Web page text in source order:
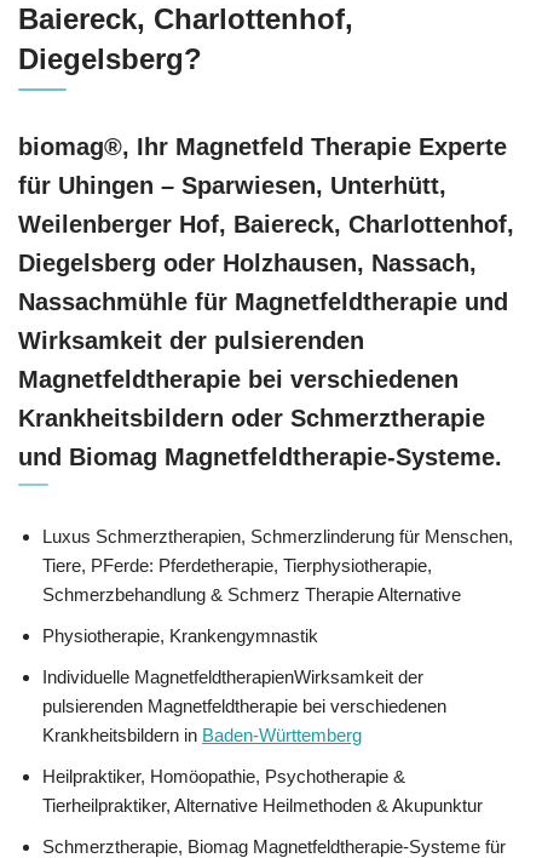
Baiereck, Charlottenhof,
Diegelsberg?
biomag®, Ihr Magnetfeld Therapie Experte
für Uhingen – Sparwiesen, Unterhütt,
Weilenberger Hof, Baiereck, Charlottenhof,
Diegelsberg oder Holzhausen, Nassach,
Nassachmühle für Magnetfeldtherapie und
Wirksamkeit der pulsierenden
Magnetfeldtherapie bei verschiedenen
Krankheitsbildern oder Schmerztherapie
und Biomag Magnetfeldtherapie-Systeme.
Luxus Schmerztherapien, Schmerzlinderung für Menschen,
Tiere, PFerde: Pferdetherapie, Tierphysiotherapie,
Schmerzbehandlung & Schmerz Therapie Alternative
Physiotherapie, Krankengymnastik
Individuelle MagnetfeldtherapienWirksamkeit der
pulsierenden Magnetfeldtherapie bei verschiedenen
Krankheitsbildern in Baden-Württemberg
Heilpraktiker, ‎Homöopathie, ‎Psychotherapie &
‎Tierheilpraktiker, Alternative Heilmethoden & Akupunktur
Schmerztherapie, Biomag Magnetfeldtherapie-Systeme für